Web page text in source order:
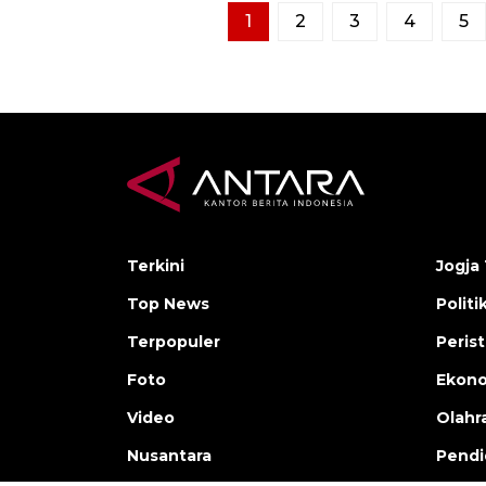
1 2 3 4 5
Terkini
Top News
Terpopuler
Foto
Video
Nusantara
Jogja